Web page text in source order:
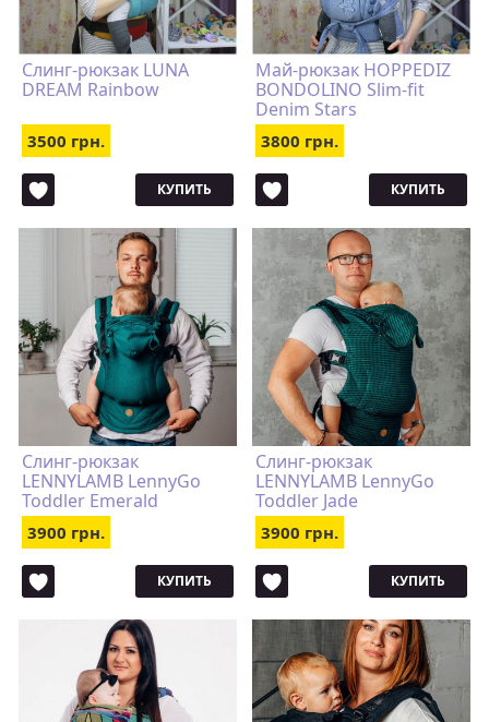
Слинг-рюкзак LUNA
DREAM Rainbow
3500 грн.
КУПИТЬ
Май-рюкзак HOPPEDIZ
BONDOLINO Slim-fit
Denim Stars
3800 грн.
КУПИТЬ
Слинг-рюкзак
LENNYLAMB LennyGo
Toddler Emerald
3900 грн.
КУПИТЬ
Слинг-рюкзак
LENNYLAMB LennyGo
Toddler Jade
3900 грн.
КУПИТЬ